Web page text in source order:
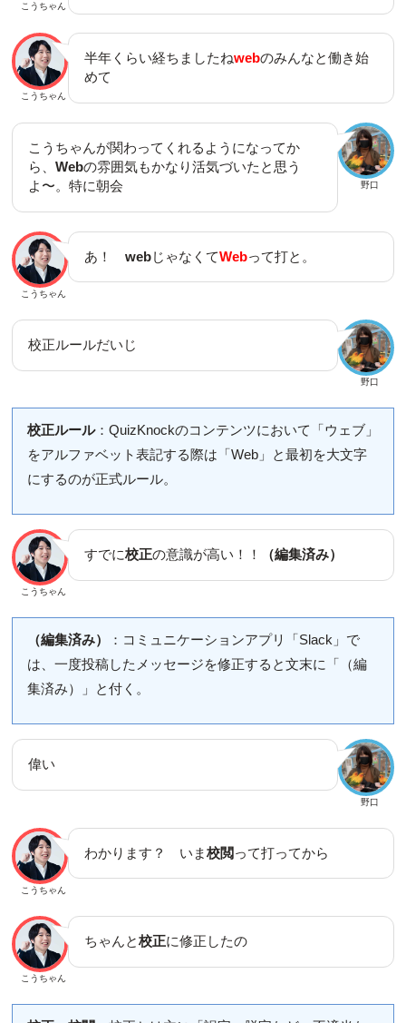
こうちゃん
こうちゃん
半年くらい経ちましたねwebのみんなと働き始
めて
野口
こうちゃんが関わってくれるようになってか
ら、 Webの雰囲気もかなり活気づいたと思う
よ〜。特に朝会
こうちゃん
あ！webじゃなくてWebって打と。
野口
校正ルールだいじ
校正ルール：QuizKnockのコンテンツにおいて「ウェブ」
をアルファベット表記する際は「Web」と最初を大文字
にするのが正式ルール。
こうちゃん
すでに校正の意識が高い！！ （編集済み）
（編集済み）
：コミュニケーションアプリ「Slack」で
は、一度投稿したメッセージを修正すると文末に「（編
集済み）」と付く。
野口
偉い
こうちゃん
わかります？ いま校閲 って打ってから
こうちゃん
ちゃんと校正に修正したの